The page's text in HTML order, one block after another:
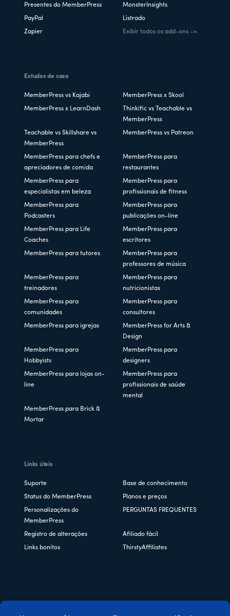
Presentes do MemberPress MonsterInsights
PayPal Listrado
Zapier Exibir todos os add-ons ->.
Estudos de caso
MemberPress vs Kajabi MemberPress x Skool
MemberPress x LearnDash
Thinkific vs Teachable vs
MemberPress
Teachable vs Skillshare vs
MemberPress
MemberPress vs Patreon
MemberPress para chefs e
apreciadores de comida
MemberPress para
restaurantes
MemberPress para
especialistas em beleza
MemberPress para
profissionais de fitness
MemberPress para
Podcasters
MemberPress para
publicações on-line
MemberPress para Life
Coaches
MemberPress para
escritores
MemberPress para tutores
MemberPress para
professores de música
MemberPress para
treinadores
MemberPress para
nutricionistas
MemberPress para
comunidades
MemberPress para
consultores
MemberPress para igrejas
MemberPress for Arts &
Design
MemberPress para
Hobbyists
MemberPress para
designers
MemberPress para lojas on-
line
MemberPress para
profissionais de saúde
mental
MemberPress para Brick &
Mortar
Links úteis
Suporte Base de conhecimento
Status do MemberPress Planos e preços
Personalizações do
MemberPress
PERGUNTAS FREQUENTES
Registro de alterações Afiliado fácil
Links bonitos ThirstyAffiliates